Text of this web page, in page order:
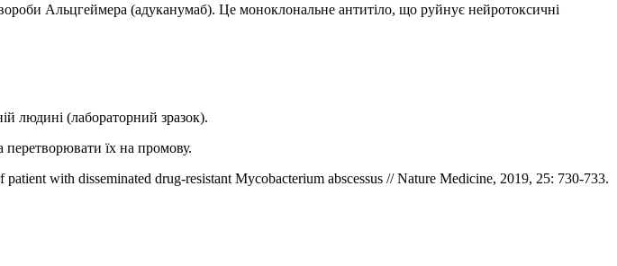
Альцгеймера (адуканумаб). Це моноклональне антитіло, що руйнує нейротоксичні
людині (лабораторний зразок).
їх на промову.
with disseminated drug-resistant Mycobacterium abscessus // Nature Medicine, 2019, 25: 730-733.